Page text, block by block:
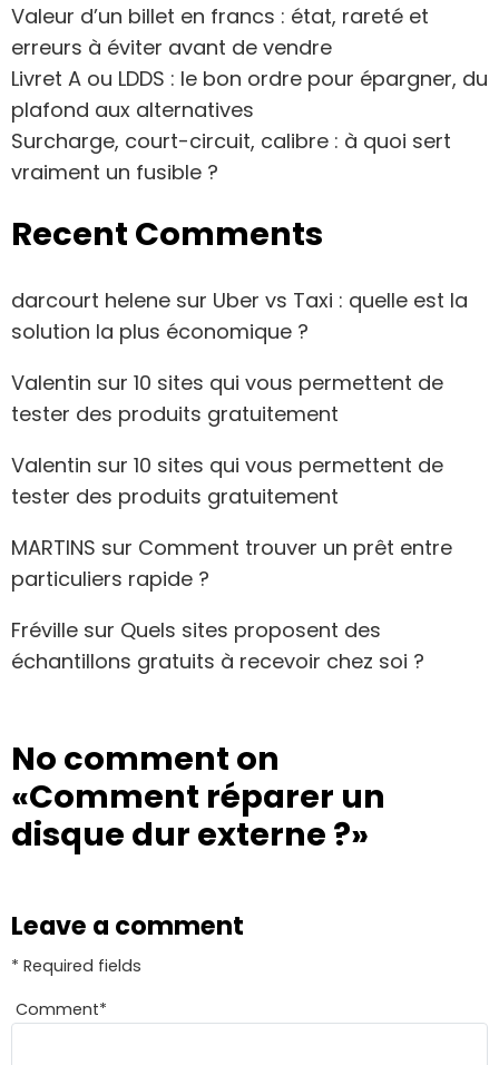
Valeur d’un billet en francs : état, rareté et
erreurs à éviter avant de vendre
Livret A ou LDDS : le bon ordre pour épargner, du
plafond aux alternatives
Surcharge, court-circuit, calibre : à quoi sert
vraiment un fusible ?
Recent Comments
darcourt helene sur Uber vs Taxi : quelle est la
solution la plus économique ?
Valentin sur 10 sites qui vous permettent de
tester des produits gratuitement
Valentin sur 10 sites qui vous permettent de
tester des produits gratuitement
MARTINS sur Comment trouver un prêt entre
particuliers rapide ?
Fréville sur Quels sites proposent des
échantillons gratuits à recevoir chez soi ?
No comment on
«Comment réparer un
disque dur externe ?»
Leave a comment
* Required fields
Comment*